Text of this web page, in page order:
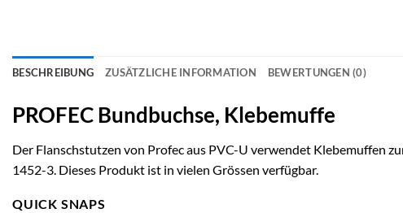
BESCHREIBUNG ZUSÄTZLICHE INFORMATION BEWERTUNGEN (0)
PROFEC Bundbuchse, Klebemuffe
Der Flanschstutzen von Profec aus PVC-U verwendet Klebemuffen
1452-3. Dieses Produkt ist in vielen Grössen verfügbar.
QUICK SNAPS